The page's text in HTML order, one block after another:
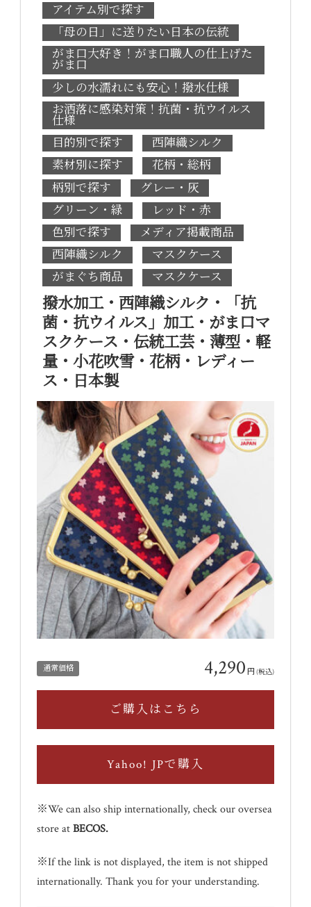
アイテム別で探す
「母の日」に送りたい日本の伝統
がま口大好き！がま口職人の仕上げた
がま口
少しの水濡れにも安心！撥水仕様
お洒落に感染対策！抗菌・抗ウイルス
仕様
目的別で探す
西陣織シルク
素材別に探す
花柄・総柄
柄別で探す
グレー・灰
グリーン・緑
レッド・赤
色別で探す
メディア掲載商品
西陣織シルク
マスクケース
がまぐち商品
マスクケース
撥水加工・西陣織シルク・「抗
菌・抗ウイルス」加工・がま口マ
スクケース・伝統工芸・薄型・軽
量・小花吹雪・花柄・レディー
ス・日本製
通常価格 4,290 円(税込)
ご購入はこちら
Yahoo! JPで購入
※We can also ship internationally, check our oversea
store atBECOS.
※If the link is not displayed, the item is not shipped
internationally. Thank you for your understanding.